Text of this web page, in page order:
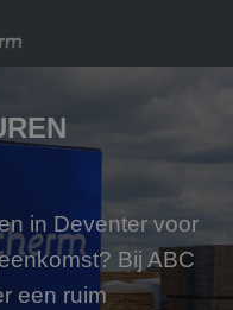
in Deventer voor
Bij ABC
een ruim